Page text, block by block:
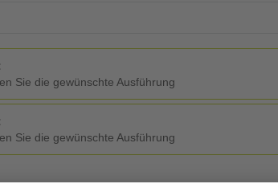
Sie die gewünschte Ausführung
Sie die gewünschte Ausführung